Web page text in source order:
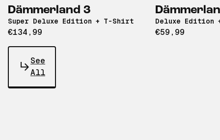
Dämmerland 3
Super Deluxe Edition + T-Shirt
€134,99
Deluxe Edition
€59,99
See
All